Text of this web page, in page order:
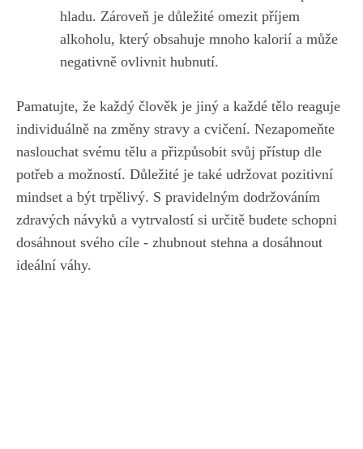
hladu. Zároveň je důležité omezit příjem​
alkoholu, který obsahuje mnoho kalorií a může
negativně ovlivnit hubnutí.
Pamatujte, že každý člověk je jiný a každé tělo reaguje
individuálně na ​změny stravy a cvičení.⁤ Nezapomeňte
naslouchat svému tělu a přizpůsobit svůj přístup dle
potřeb a možností. Důležité je​ také udržovat pozitivní
‍mindset a​ být‌ trpělivý. S pravidelným dodržováním
‌zdravých‍ návyků a vytrvalostí si určitě ⁢budete schopni
dosáhnout svého cíle -⁢ zhubnout stehna⁣ a dosáhnout
ideální váhy.